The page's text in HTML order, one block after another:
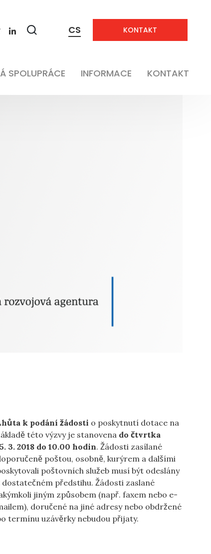
Zobrazit
CS KONTAKT
SPOLUPRÁCE INFORMACE KONTAKT
k podání žádosti o poskytnutí dotace na
této výzvy je stanovenado čtvrtka
3. 2018 do 10.00 hodin. Žádosti zasílané
poštou, osobně, kurýrem a dalšími
poštovních služeb musí být odeslány
dostatečném předstihu. Žádosti zaslané
jiným způsobem (např. faxem nebo e-
doručené na jiné adresy nebo obdržené
termínu uzávěrky nebudou přijaty.